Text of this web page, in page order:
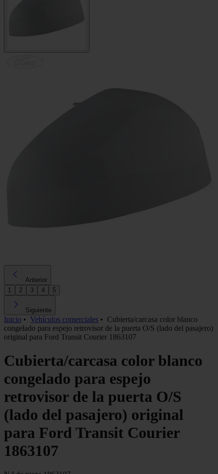
Anterior
1
2 3 4 5
Siguiente
Inicio • Vehículos comerciales • Cubierta/carcasa color blanco
congelado para espejo retrovisor de la puerta O/S (lado del pasajero)
original para Ford Transit Courier 1863107
Cubierta/carcasa color blanco
congelado para espejo
retrovisor de la puerta O/S
(lado del pasajero) original
para Ford Transit Courier
1863107